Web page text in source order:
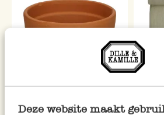
Deze website maakt